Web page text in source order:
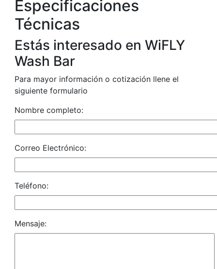
Especificaciones
Técnicas
Estás interesado en WiFLY
Wash Bar
Para mayor información o cotización llene el
siguiente formulario
Nombre completo:
Correo Electrónico:
Teléfono:
Mensaje: